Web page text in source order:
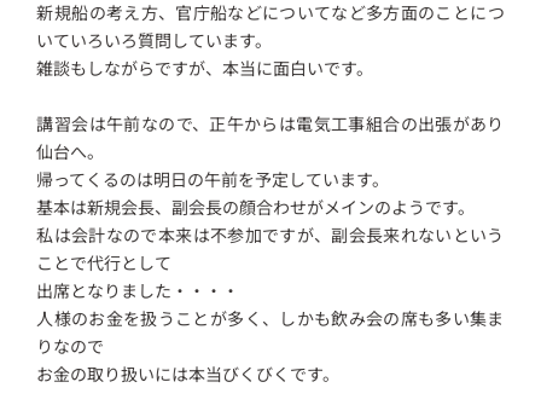
新規船の考え方、官庁船などについてなど多方面のことにつ
いていろいろ質問しています。
雑談もしながらですが、本当に面白いです。
講習会は午前なので、正午からは電気工事組合の出張があり
仙台へ。
帰ってくるのは明日の午前を予定しています。
基本は新規会長、副会長の顔合わせがメインのようです。
私は会計なので本来は不参加ですが、副会長来れないという
ことで代行として
出席となりました・・・・
人様のお金を扱うことが多く、しかも飲み会の席も多い集ま
りなので
お金の取り扱いには本当びくびくです。